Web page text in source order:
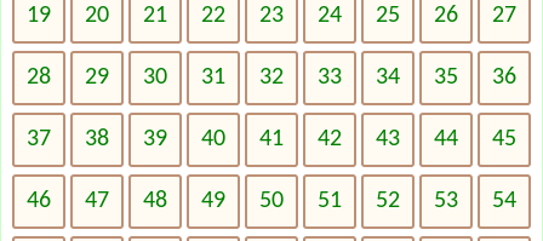
19 20 21 22 23 24 25 26 27
28 29 30 31 32 33 34 35 36
37 38 39 40 41 42 43 44 45
46 47 48 49 50 51 52 53 54